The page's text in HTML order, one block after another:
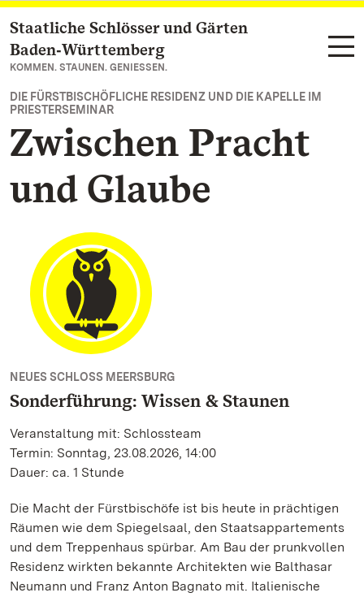
Zum Hauptinhalt springen
Staatliche Schlösser und Gärten
Baden‑Württemberg
KOMMEN. STAUNEN. GENIESSEN.
DIE FÜRSTBISCHÖFLICHE RESIDENZ UND DIE KAPELLE IM
PRIESTERSEMINAR
Zwischen Pracht
und Glaube
NEUES SCHLOSS MEERSBURG
Sonderführung: Wissen & Staunen
Veranstaltung mit: Schlossteam
Termin: Sonntag, 23.08.2026, 14:00
Dauer: ca. 1 Stunde
Die Macht der Fürstbischöfe ist bis heute in prächtigen
Räumen wie dem Spiegelsaal, den Staatsappartements
und dem Treppenhaus spürbar. Am Bau der prunkvollen
Residenz wirkten bekannte Architekten wie Balthasar
Neumann und Franz Anton Bagnato mit. Italienische